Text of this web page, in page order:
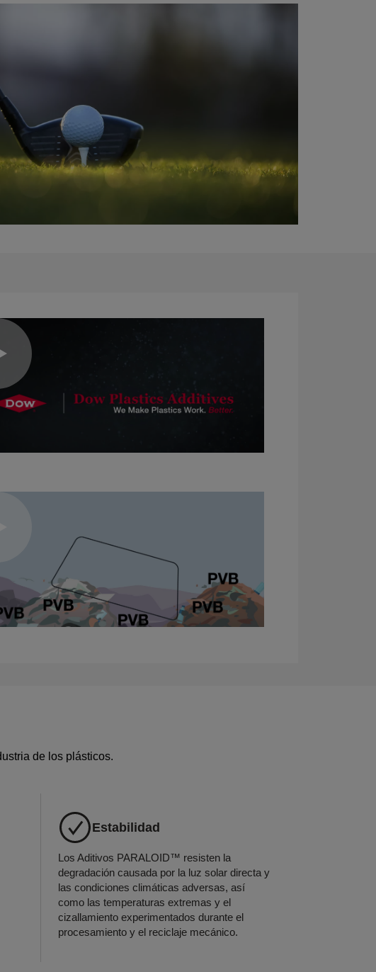
de los plásticos.
Estabilidad
Los Aditivos PARALOID™ resisten la
degradación causada por la luz solar directa y
las condiciones climáticas adversas, así
como las temperaturas extremas y el
cizallamiento experimentados durante el
procesamiento y el reciclaje mecánico.